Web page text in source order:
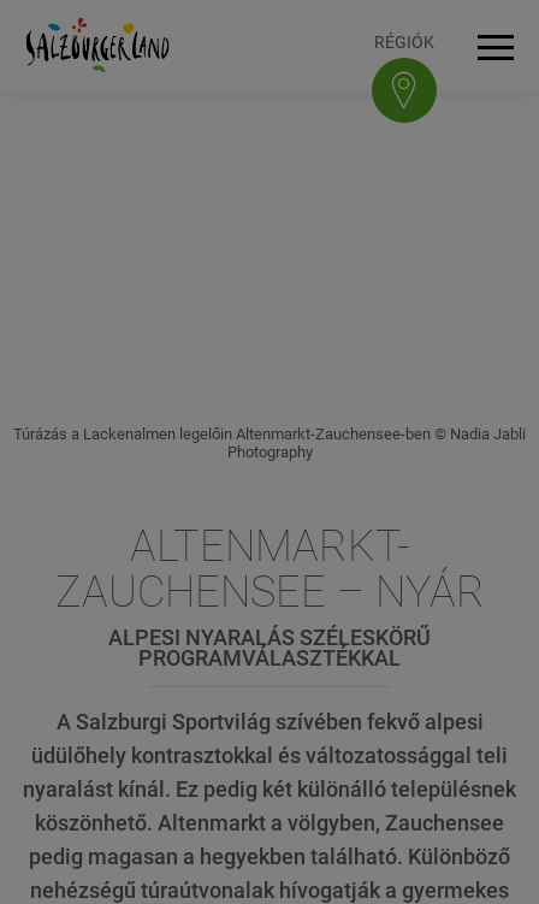
A tartalomhozAccesskey
[0]
A navigációhozAccesskey
[1]
Az oldal tetejéreAccesskey
[2]
A lábléchezAccesskey
[3] RÉGIÓK
Túrázás a Lackenalmen legelőin Altenmarkt-Zauchensee-ben © Nadia Jabli
Photography
ALTENMARKT-
ZAUCHENSEE – NYÁR
ALPESI NYARALÁS SZÉLESKÖRŰ
PROGRAMVÁLASZTÉKKAL
A Salzburgi Sportvilág szívében fekvő alpesi
üdülőhely kontrasztokkal és változatossággal teli
nyaralást kínál. Ez pedig két különálló településnek
köszönhető. Altenmarkt a völgyben, Zauchensee
pedig magasan a hegyekben található. Különböző
nehézségű túraútvonalak hívogatják a gyermekes